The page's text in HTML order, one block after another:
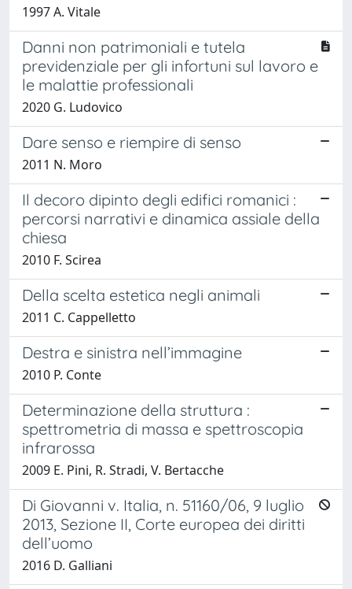
1997 A. Vitale
Danni non patrimoniali e tutela
previdenziale per gli infortuni sul lavoro e
le malattie professionali
2020 G. Ludovico
Dare senso e riempire di senso
2011 N. Moro
Il decoro dipinto degli edifici romanici :
percorsi narrativi e dinamica assiale della
chiesa
2010 F. Scirea
Della scelta estetica negli animali
2011 C. Cappelletto
Destra e sinistra nell’immagine
2010 P. Conte
Determinazione della struttura :
spettrometria di massa e spettroscopia
infrarossa
2009 E. Pini, R. Stradi, V. Bertacche
Di Giovanni v. Italia, n. 51160/06, 9 luglio
2013, Sezione II, Corte europea dei diritti
dell’uomo
2016 D. Galliani